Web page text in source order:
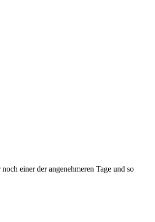
einer der angenehmeren Tage und so